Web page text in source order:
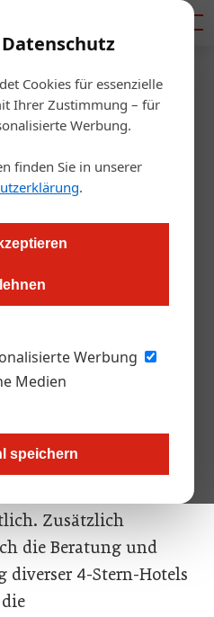
Cookies für essenzielle
Ihrer Zustimmung – für
Werbung.
finden Sie in unserer
.
Werbung
Medien
speichern
/Gastro & Hotel
im Hotel
Mirko Wünsche.
(42) eine
gebürtige
Pichlmayrgut in Pichl
neben der Leitung
sowie
Zusätzlich
die Beratung und
4-Stern-Hotels